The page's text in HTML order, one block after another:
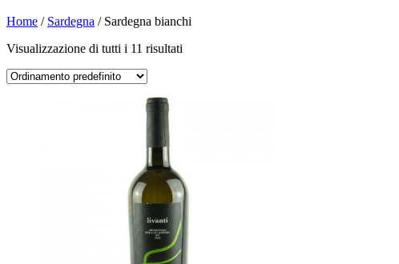
Home / Sardegna / Sardegna bianchi
Visualizzazione di tutti i 11 risultati